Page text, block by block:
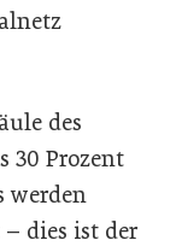
des
30 Prozent
werden
dies ist der